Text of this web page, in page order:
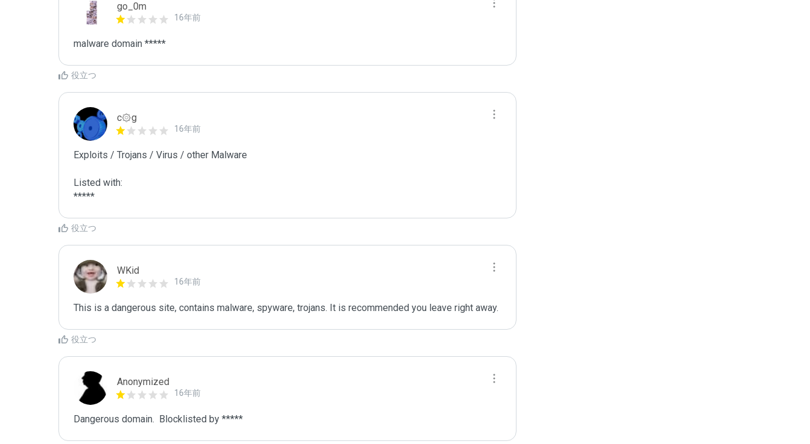
go_0m
16年前
malware domain *****
役立つ
c۞g
16年前
Exploits / Trojans / Virus / other Malware
Listed with:
*****
役立つ
WKid
16年前
This is a dangerous site, contains malware, spyware, trojans. It is recommended you leave right away.
役立つ
Anonymized
16年前
Dangerous domain.  Blocklisted by *****